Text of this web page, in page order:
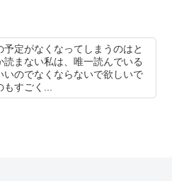
定がなくなってしまうのはと
まない私は、唯一読んでいる
のでなくならないで欲しいで
すごく...